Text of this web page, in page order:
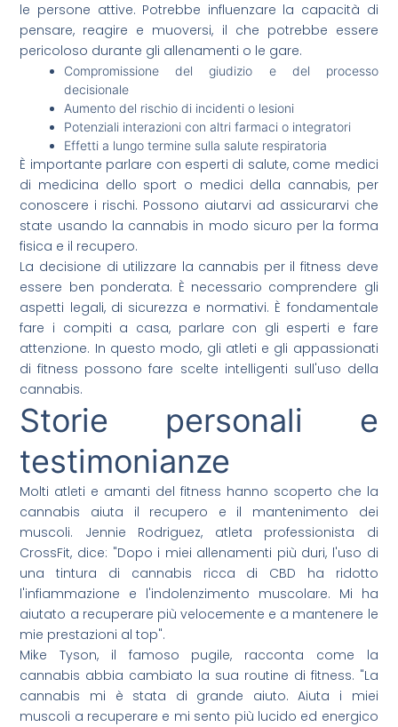
le persone attive. Potrebbe influenzare la capacità di
pensare, reagire e muoversi, il che potrebbe essere
pericoloso durante gli allenamenti o le gare.
Compromissione del giudizio e del processo
decisionale
Aumento del rischio di incidenti o lesioni
Potenziali interazioni con altri farmaci o integratori
Effetti a lungo termine sulla salute respiratoria
È importante parlare con esperti di salute, come medici
di medicina dello sport o medici della cannabis, per
conoscere i rischi. Possono aiutarvi ad assicurarvi che
state usando la cannabis in modo sicuro per la forma
fisica e il recupero.
La decisione di utilizzare la cannabis per il fitness deve
essere ben ponderata. È necessario comprendere gli
aspetti legali, di sicurezza e normativi. È fondamentale
fare i compiti a casa, parlare con gli esperti e fare
attenzione. In questo modo, gli atleti e gli appassionati
di fitness possono fare scelte intelligenti sull'uso della
cannabis.
Storie personali e
testimonianze
Molti atleti e amanti del fitness hanno scoperto che la
cannabis aiuta il recupero e il mantenimento dei
muscoli. Jennie Rodriguez, atleta professionista di
CrossFit, dice: "Dopo i miei allenamenti più duri, l'uso di
una tintura di cannabis ricca di CBD ha ridotto
l'infiammazione e l'indolenzimento muscolare. Mi ha
aiutato a recuperare più velocemente e a mantenere le
mie prestazioni al top".
Mike Tyson, il famoso pugile, racconta come la
cannabis abbia cambiato la sua routine di fitness. "La
cannabis mi è stata di grande aiuto. Aiuta i miei
muscoli a recuperare e mi sento più lucido ed energico